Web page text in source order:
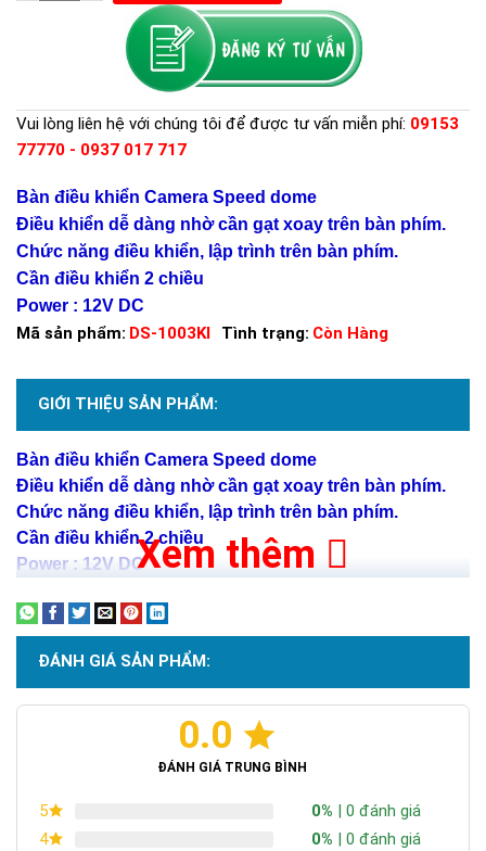
Vui lòng liên hệ với chúng tôi để được tư vấn miễn phí: 09153
77770 - 0937 017 717
Bàn điều khiển Camera Speed dome
Điều khiển dễ dàng nhờ cần gạt xoay trên bàn phím.
Chức năng điều khiển, lập trình trên bàn phím.
Cần điều khiển 2 chiều
Power : 12V DC
Mã sản phẩm: DS-1003KI Tình trạng: Còn Hàng
GIỚI THIỆU SẢN PHẨM:
Bàn điều khiển Camera Speed dome
Điều khiển dễ dàng nhờ cần gạt xoay trên bàn phím.
Chức năng điều khiển, lập trình trên bàn phím.
Cần điều khiển 2 chiều
Power : 12V DCXem thêm
ĐÁNH GIÁ SẢN PHẨM:
0.0
ĐÁNH GIÁ TRUNG BÌNH
5 0% | 0 đánh giá
4
0% | 0 đánh giá